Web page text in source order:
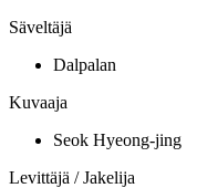
Säveltäjä
Dalpalan
Kuvaaja
Seok Hyeong-jing
Levittäjä / Jakelija